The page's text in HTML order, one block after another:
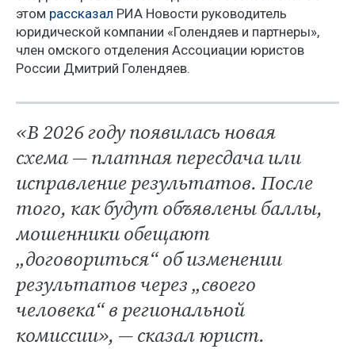
этом рассказал РИА Новости руководитель
юридической компании «Голендяев и партнеры»,
член омского отделения Ассоциации юристов
России Дмитрий Голендяев.
«В 2026 году появилась новая
схема — платная пересдача или
исправление результатов. После
того, как будут объявлены баллы,
мошенники обещают
„договориться“ об изменении
результатов через „своего
человека“ в региональной
комиссии», — сказал юрист.